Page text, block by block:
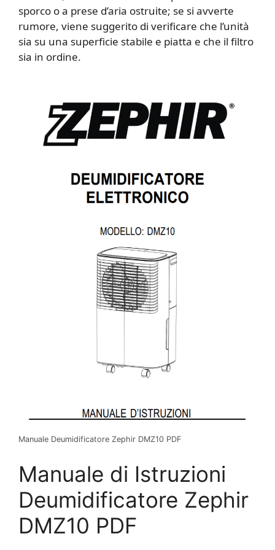
sporco o a prese d’aria ostruite; se si avverte
rumore, viene suggerito di verificare che l’unità
sia su una superficie stabile e piatta e che il filtro
sia in ordine.
Manuale Deumidificatore Zephir DMZ10 PDF
Manuale di Istruzioni
Deumidificatore Zephir
DMZ10 PDF